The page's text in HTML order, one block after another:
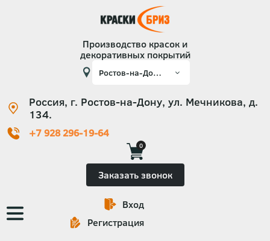
Производство красок и
декоративных покрытий
Россия, г. Ростов-на-Дону, ул. Мечникова, д.
134.
+7 928 296-19-64
0
Заказать звонок
Основная
навигация
Вход
Регистрация